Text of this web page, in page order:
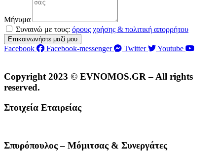
Μήνυμα
Συναινώ με τους: όρους χρήσης & πολιτική απορρήτου
Επικοινωνήστε μαζί μου
Facebook Facebook-messenger Twitter Youtube
Copyright 2023 © EVNOMOS.GR – All rights
reserved.
Στοιχεία Εταιρείας
Σπυρόπουλος – Μόμιτσας & Συνεργάτες